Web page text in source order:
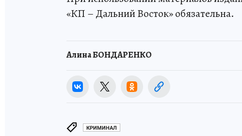
«КП – Дальний Восток» обязательна.
Алина БОНДАРЕНКО
КРИМИНАЛ